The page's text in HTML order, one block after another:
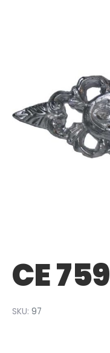
CE 759
SKU: 97